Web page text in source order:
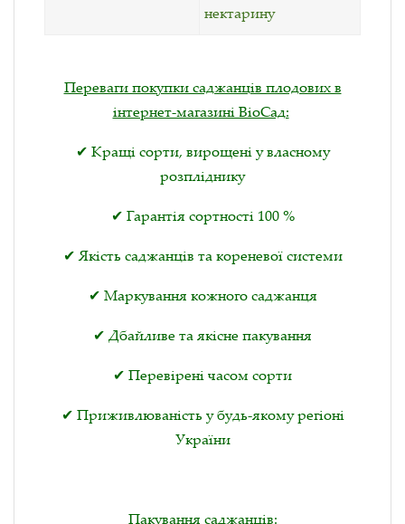
нектарину
Переваги покупки саджанців плодових в
інтернет-магазині ВіоСад:
✔ Кращі сорти, вирощені у власному
розпліднику
✔ Гарантія сортності 100 %
✔ Якість саджанців та кореневої системи
✔ Маркування кожного саджанця
✔ Дбайливе та якісне пакування
✔ Перевірені часом сорти
✔ Приживлюваність у будь-якому регіоні
України
Пакування саджанців: